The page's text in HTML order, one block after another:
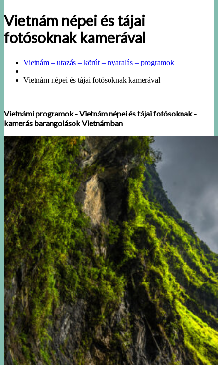
Vietnám népei és tájai
fotósoknak kamerával
Vietnám – utazás – körút – nyaralás – programok
Vietnám népei és tájai fotósoknak kamerával
Vietnámi programok - Vietnám népei és tájai fotósoknak -
kamerás barangolások Vietnámban